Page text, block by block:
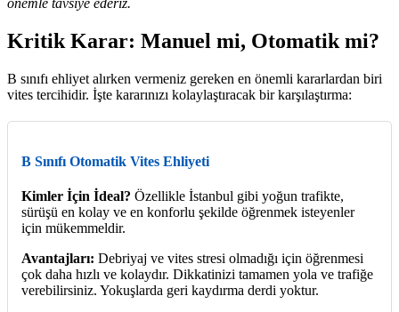
önemle tavsiye ederiz.
Kritik Karar: Manuel mi, Otomatik mi?
B sınıfı ehliyet alırken vermeniz gereken en önemli kararlardan biri
vites tercihidir. İşte kararınızı kolaylaştıracak bir karşılaştırma:
B Sınıfı Otomatik Vites Ehliyeti
Kimler İçin İdeal? Özellikle İstanbul gibi yoğun trafikte,
sürüşü en kolay ve en konforlu şekilde öğrenmek isteyenler
için mükemmeldir.
Avantajları: Debriyaj ve vites stresi olmadığı için öğrenmesi
çok daha hızlı ve kolaydır. Dikkatinizi tamamen yola ve trafiğe
verebilirsiniz. Yokuşlarda geri kaydırma derdi yoktur.